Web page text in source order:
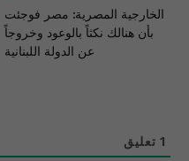
الخارجية المصرية: مصر فوجئت
بأن هنالك نكثاً بالوعود وخروجاً
عن الدولة اللبنانية
1 تعليق